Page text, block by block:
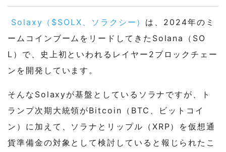
Solaxy（$SOLX、ソラクシー） は、2024年のミ
ームコインブームをリードしてきたSolana（SO
L）で、史上初といわれるレイヤー2ブロックチェー
ンを開発しています。
そんなSolaxyが基盤としているソラナですが、ト
ランプ次期大統領がBitcoin（BTC、ビットコイ
ン）に加えて、ソラナとリップル（XRP）を仮想通
貨準備金の対象として検討していると報じられたこ